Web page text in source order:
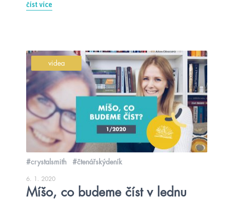
číst více
videa
#crystalsmith #čtenářskýdeník
6. 1. 2020
Míšo, co budeme číst v lednu